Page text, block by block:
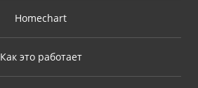
Homechart
Как это работает